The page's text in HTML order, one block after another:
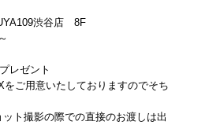
渋谷店 8F
レゼント
をご用意いたしておりますのでそち
ット撮影の際での直接のお渡しは出